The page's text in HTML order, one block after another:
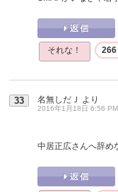
それな！ 266
33 名無しだＪ より
2016年1月18日 6:56 PM
中居正広さんへ辞め